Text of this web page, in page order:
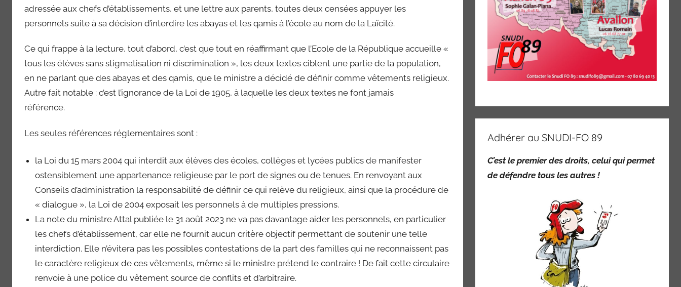
s
n
d
i
8
adressée aux chefs d’établissements, et une lettre aux parents, toutes deux censées appuyer les
personnels suite à sa décision d’interdire les abayas et les qamis à l’école au nom de la Laïcité.
Ce qui frappe à la lecture, tout d’abord, c’est que tout en réaffirmant que l’Ecole de la République accueille «
tous les élèves sans stigmatisation ni discrimination », les deux textes ciblent une partie de la population,
en ne parlant que des abayas et des qamis, que le ministre a décidé de définir comme vêtements religieux.
Autre fait notable : c’est l’ignorance de la Loi de 1905, à laquelle les deux textes ne font jamais
référence.
Les seules références réglementaires sont :
la Loi du 15 mars 2004 qui interdit aux élèves des écoles, collèges et lycées publics de manifester
ostensiblement une appartenance religieuse par le port de signes ou de tenues. En renvoyant aux
Conseils d’administration la responsabilité de définir ce qui relève du religieux, ainsi que la procédure de
« dialogue », la Loi de 2004 exposait les personnels à de multiples pressions.
La note du ministre Attal publiée le 31 août 2023 ne va pas davantage aider les personnels, en particulier
les chefs d’établissement, car elle ne fournit aucun critère objectif permettant de soutenir une telle
interdiction. Elle n’évitera pas les possibles contestations de la part des familles qui ne reconnaissent pas
le caractère religieux de ces vêtements, même si le ministre prétend le contraire ! De fait cette circulaire
renvoie à une police du vêtement source de conflits et d’arbitraire.
Adhérer au SNUDI-FO 89
C’est le premier des droits,celui qui permet
de défendre tous les autres !